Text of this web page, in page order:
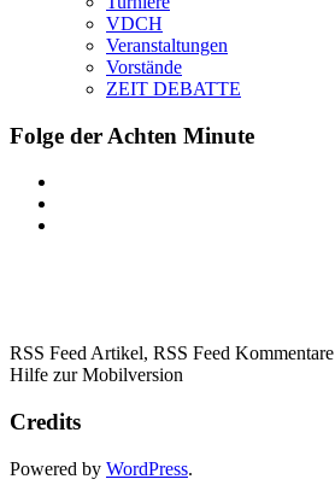
VDCH
Veranstaltungen
Vorstände
ZEIT DEBATTE
Folge der Achten Minute
RSS Feed Artikel, RSS Feed Kommentare
Hilfe zur Mobilversion
Credits
Powered by WordPress.